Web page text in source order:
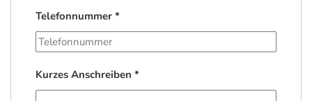
Telefonnummer *
Kurzes Anschreiben *